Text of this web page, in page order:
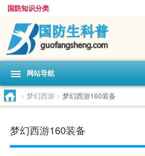
国防知识分类
网站导航
> 梦幻西游 > 梦幻西游160装备
梦幻西游160装备